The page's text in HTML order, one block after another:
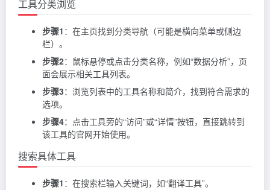
工具分类浏览
步骤1 ：在主页找到分类导航（可能是横向菜单或侧边
栏）。
步骤2：鼠标悬停或点击分类名称，例如“数据分析”，页
面会展示相关工具列表。
步骤3：浏览列表中的工具名称和简介，找到符合需求的
选项。
步骤4：点击工具旁的“访问”或“详情”按钮，直接跳转到
该工具的官网开始使用。
搜索具体工具
步骤1 ：在搜索栏输入关键词，如“翻译工具”。